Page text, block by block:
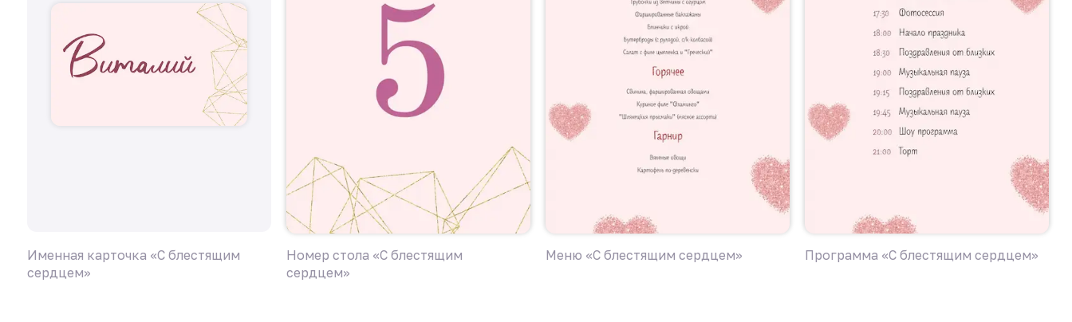
Именная карточка «C блестящим
сердцем»
Номер стола «C блестящим
сердцем»
Меню «C блестящим сердцем» Программа «C блестящим сердцем»